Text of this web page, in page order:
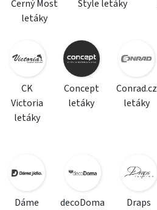
Černý Most
letáky
Style letáky
CK
Victoria
letáky
Concept
letáky
Conrad.cz
letáky
Dáme
decoDoma
Draps